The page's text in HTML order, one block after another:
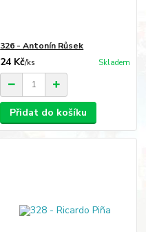
326 - Antonín Růsek
24 Kč/ks Skladem
Přidat do košíku